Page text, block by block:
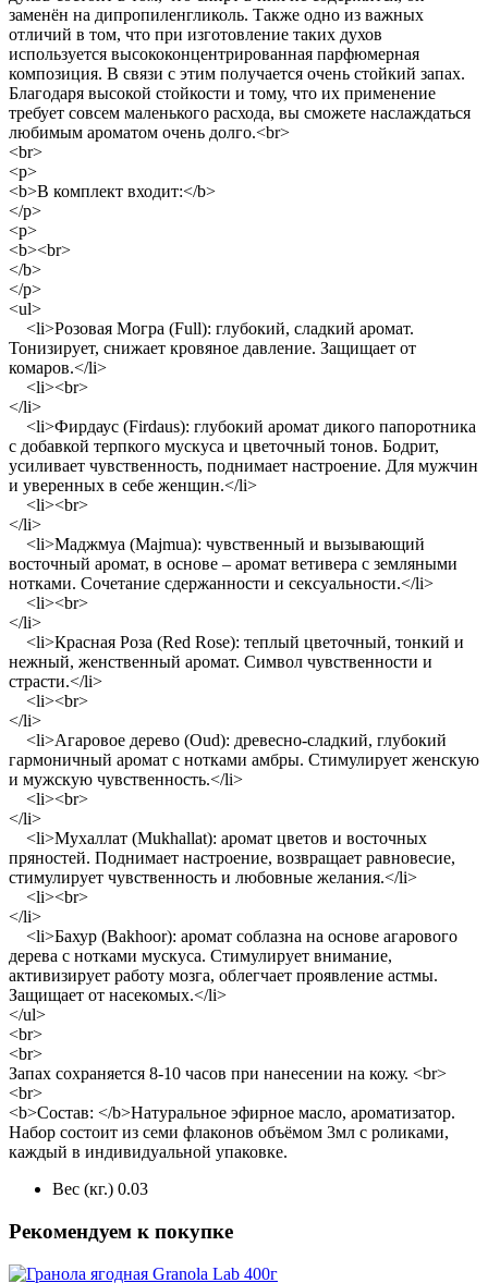
заменён на дипропиленгликоль. Также одно из важных
отличий в том, что при изготовление таких духов
используется высококонцентрированная парфюмерная
композиция. В связи с этим получается очень стойкий запах.
Благодаря высокой стойкости и тому, что их применение
требует совсем маленького расхода, вы сможете наслаждаться
любимым ароматом очень долго.<br>
<br>
<p>
<b>В комплект входит:</b>
</p>
<p>
<b><br>
</b>
</p>
<ul>
<li>Розовая Могра (Full): глубокий, сладкий аромат.
Тонизирует, снижает кровяное давление. Защищает от
комаров.</li>
<li><br>
</li>
<li>Фирдаус (Firdaus): глубокий аромат дикого папоротника
с добавкой терпкого мускуса и цветочный тонов. Бодрит,
усиливает чувственность, поднимает настроение. Для мужчин
и уверенных в себе женщин.</li>
<li><br>
</li>
<li>Маджмуа (Majmua): чувственный и вызывающий
восточный аромат, в основе – аромат ветивера с земляными
нотками. Сочетание сдержанности и сексуальности.</li>
<li><br>
</li>
<li>Красная Роза (Red Rose): теплый цветочный, тонкий и
нежный, женственный аромат. Символ чувственности и
страсти.</li>
<li><br>
</li>
<li>Агаровое дерево (Oud): древесно-сладкий, глубокий
гармоничный аромат с нотками амбры. Стимулирует женскую
и мужскую чувственность.</li>
<li><br>
</li>
<li>Мухаллат (Mukhallat): аромат цветов и восточных
пряностей. Поднимает настроение, возвращает равновесие,
стимулирует чувственность и любовные желания.</li>
<li><br>
</li>
<li>Бахур (Bakhoor): аромат соблазна на основе агарового
дерева с нотками мускуса. Стимулирует внимание,
активизирует работу мозга, облегчает проявление астмы.
Защищает от насекомых.</li>
</ul>
<br>
<br>
Запах сохраняется 8-10 часов при нанесении на кожу. <br>
<br>
<b>Состав: </b>Натуральное эфирное масло, ароматизатор.
Набор состоит из семи флаконов объёмом 3мл с роликами,
каждый в индивидуальной упаковке.
Вес (кг.) 0.03
Рекомендуем к покупке